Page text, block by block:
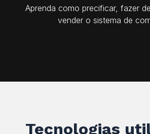
Aprenda como precificar, fazer
vender o sistema de
Tecnologias